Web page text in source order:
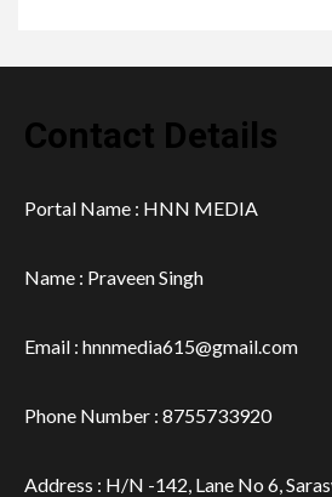
Contact Details
Portal Name : HNN MEDIA
Name : Praveen Singh
Email : hnnmedia615@gmail.com
Phone Number : 8755733920
Address : H/N -142, Lane No 6,